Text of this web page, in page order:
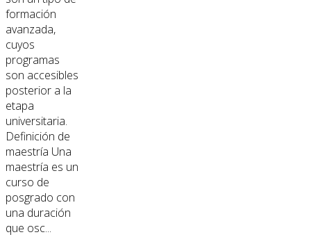
formación
avanzada,
cuyos
programas
son accesibles
posterior a la
etapa
universitaria.
Definición de
maestría Una
maestría es un
curso de
posgrado con
una duración
que osc...